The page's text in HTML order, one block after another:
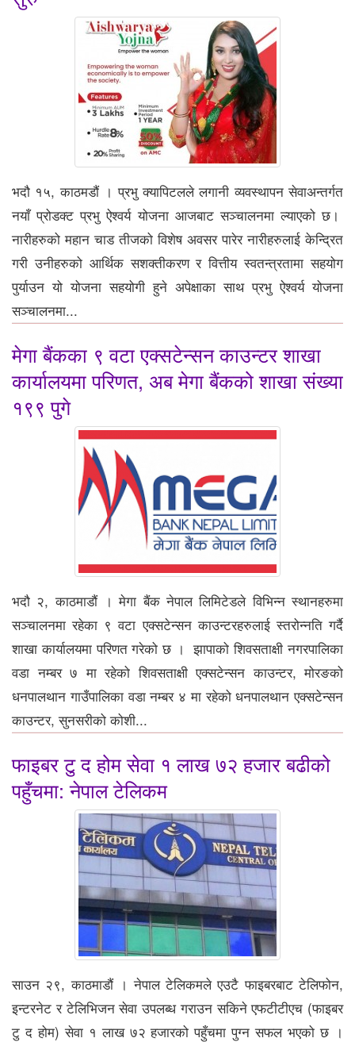
भदौ १५, काठमडौं । प्रभु क्यापिटलले लगानी व्यवस्थापन सेवाअन्तर्गत
नयाँ प्रोडक्ट प्रभु ऐश्वर्य योजना आजबाट सञ्चालनमा ल्याएको छ।
नारीहरुको महान चाड तीजको विशेष अवसर पारेर नारीहरुलाई केन्द्रित
गरी उनीहरुको आर्थिक सशक्तीकरण र वित्तीय स्वतन्त्रतामा सहयोग
पुर्याउन यो योजना सहयोगी हुने अपेक्षाका साथ प्रभु ऐश्वर्य योजना
सञ्चालनमा...
मेगा बैंकका ९ वटा एक्सटेन्सन काउन्टर शाखा
कार्यालयमा परिणत, अब मेगा बैंकको शाखा संख्या
१९९ पुगे
भदौ २, काठमाडौं । मेगा बैंक नेपाल लिमिटेडले विभिन्न स्थानहरुमा
सञ्चालनमा रहेका ९ वटा एक्सटेन्सन काउन्टरहरुलाई स्तरोन्नति गर्दै
शाखा कार्यालयमा परिणत गरेको छ । झापाको शिवसताक्षी नगरपालिका
वडा नम्बर ७ मा रहेको शिवसताक्षी एक्सटेन्सन काउन्टर, मोरङको
धनपालथान गाउँपालिका वडा नम्बर ४ मा रहेको धनपालथान एक्सटेन्सन
काउन्टर, सुनसरीको कोशी...
फाइबर टु द होम सेवा १ लाख ७२ हजार बढीको
पहुँचमा: नेपाल टेलिकम
साउन २९, काठमाडौं । नेपाल टेलिकमले एउटै फाइबरबाट टेलिफोन,
इन्टरनेट र टेलिभिजन सेवा उपलब्ध गराउन सकिने एफटीटीएच (फाइबर
टु द होम) सेवा १ लाख ७२ हजारको पहुँचमा पुग्न सफल भएको छ ।